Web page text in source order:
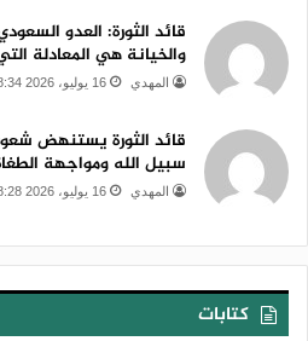
قائد الثورة: العدو
والخيانة هي المعادلة
المهدي 16 يوليو، 2026 18:34
قائد الثورة يستنهض
سبيل الله ومواجهة
المهدي 16 يوليو، 2026 18:28
كتابات